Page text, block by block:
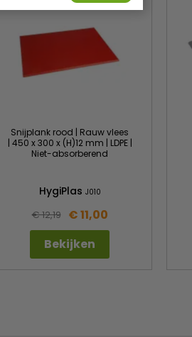
Snijplank rood | Rauw vlees
| 450 x 300 x (H)12 mm | LDPE |
Niet-absorberend
HygiPlas J010
€ 12,19
€ 11,00
Bekijken